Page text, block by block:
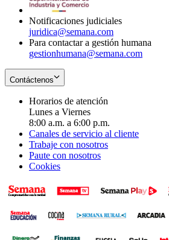
Notificaciones judiciales
juridica@semana.com
Para contactar a gestión humana
gestionhumana@semana.com
Contáctenos
Horarios de atención
Lunes a Viernes
8:00 a.m. a 6:00 p.m.
Canales de servicio al cliente
Trabaje con nosotros
Paute con nosotros
Cookies